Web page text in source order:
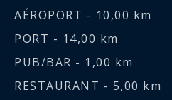
AÉROPORT - 10,00 km
PORT - 14,00 km
PUB/BAR - 1,00 km
RESTAURANT - 5,00 km